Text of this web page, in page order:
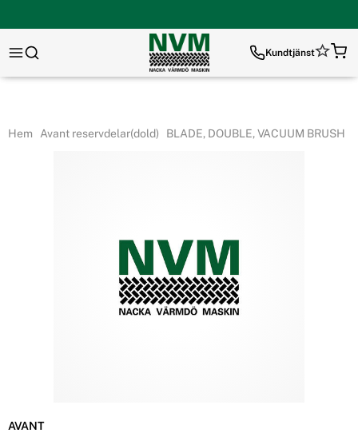
Kundtjänst
Hem Avant reservdelar(dold) BLADE, DOUBLE, VACUUM BRUSH
AVANT